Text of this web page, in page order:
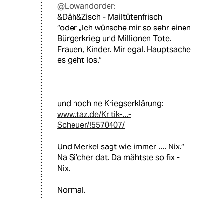
@Lowandorder:
&Däh&Zisch - Mailtütenfrisch
“oder „lch wünsche mir so sehr einen
Bürgerkrieg und Millionen Tote.
Frauen, Kinder. Mir egal. Hauptsache
es geht los.“
und noch ne Kriegserklärung:
www.taz.de/Kritik-...-
Scheuer/!5570407/
Und Merkel sagt wie immer .... Nix.“
Na Si’cher dat. Da mähtste so fix -
Nix.
Normal.